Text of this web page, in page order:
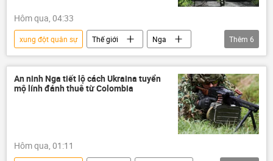
Hôm qua, 04:33
xung đột quân sự Thế giới
Nga
Liên bang Nga
Ukraina
Quân đội Ukraina
Cuộc khủng hoảng ở Ukraina
Thêm 6
An ninh Nga tiết lộ cách Ukraina tuyển
mộ lính đánh thuê từ Colombia
Hôm qua, 01:11